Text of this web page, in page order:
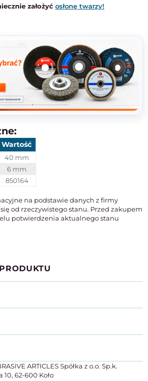
założyć osłonę twarzy!
Wartość
40 mm
6 mm
850164
na podstawie danych z firmy
od rzeczywistego stanu. Przed zakupem
potwierdzenia aktualnego stanu
ARTICLES Spółka z o.o. Sp.k.
10, 62-600 Koło